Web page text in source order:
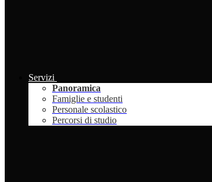
Servizi
Panoramica
Famiglie e studenti
Personale scolastico
Percorsi di studio